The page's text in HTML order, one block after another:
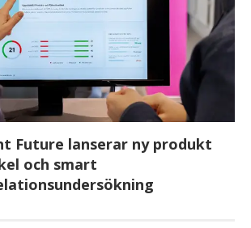
Future lanserar ny produkt
och smart